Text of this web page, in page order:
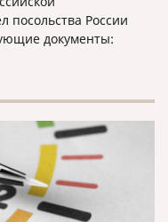
посольства России
документы: